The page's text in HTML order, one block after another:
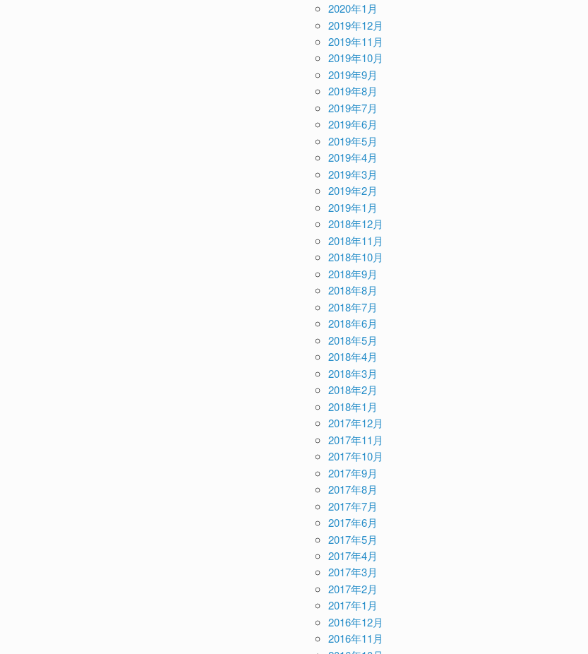
2020年1月
2019年12月
2019年11月
2019年10月
2019年9月
2019年8月
2019年7月
2019年6月
2019年5月
2019年4月
2019年3月
2019年2月
2019年1月
2018年12月
2018年11月
2018年10月
2018年9月
2018年8月
2018年7月
2018年6月
2018年5月
2018年4月
2018年3月
2018年2月
2018年1月
2017年12月
2017年11月
2017年10月
2017年9月
2017年8月
2017年7月
2017年6月
2017年5月
2017年4月
2017年3月
2017年2月
2017年1月
2016年12月
2016年11月